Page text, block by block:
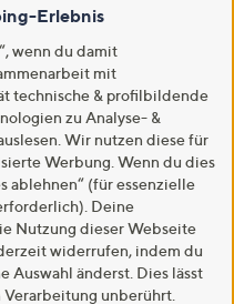
Erlebnis
wenn du damit
mit
technische & profilbildende
zu Analyse- &
Wir nutzen diese für
Werbung. Wenn du dies
ablehnen“ (für essenzielle
Deine
Nutzung dieser Webseite
widerrufen, indem du
Auswahl änderst. Dies lässt
unberührt.